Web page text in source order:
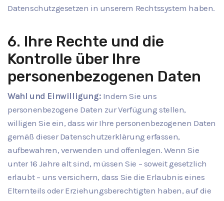
Datenschutzgesetzen in unserem Rechtssystem haben.
6. Ihre Rechte und die
Kontrolle über Ihre
personenbezogenen Daten
Wahl und Einwilligung: Indem Sie uns
personenbezogene Daten zur Verfügung stellen,
willigen Sie ein, dass wir Ihre personenbezogenen Daten
gemäß dieser Datenschutzerklärung erfassen,
aufbewahren, verwenden und offenlegen. Wenn Sie
unter 16 Jahre alt sind, müssen Sie – soweit gesetzlich
erlaubt – uns versichern, dass Sie die Erlaubnis eines
Elternteils oder Erziehungsberechtigten haben, auf die